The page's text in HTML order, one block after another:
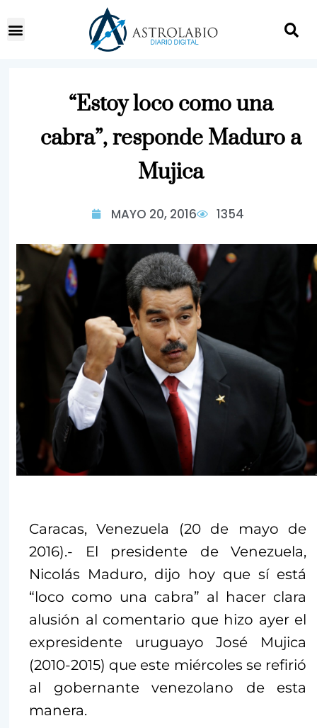
“Estoy loco como una
cabra”, responde Maduro a
Mujica
MAYO 20, 2016 1354
Caracas, Venezuela (20 de mayo de
2016).- El presidente de Venezuela,
Nicolás Maduro, dijo hoy que sí está
“loco como una cabra” al hacer clara
alusión al comentario que hizo ayer el
expresidente uruguayo José Mujica
(2010-2015) que este miércoles se refirió
al gobernante venezolano de esta
manera.